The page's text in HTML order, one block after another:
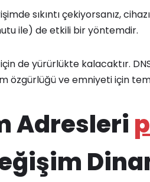
sıkıntı çekiyorsanız,
ile) de etkili bir yöntemdir.
için de yürürlükte kalacaktır.
özgürlüğü ve emniyeti için
Adresleri